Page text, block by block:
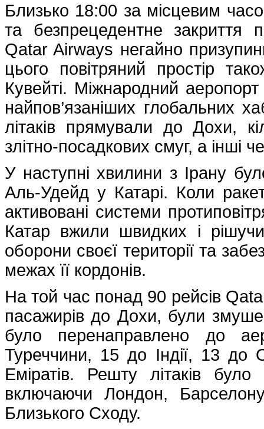
Близько 18:00 за місцевим
та безпрецедентне закриття
Qatar Airways негайно
цього повітряний простір
Кувейті. Міжнародний
найпов’язаніших глобальних
літаків прямували до Дохи,
злітно-посадкових смуг, а інші
У наступні хвилини з Ірану
Аль-Удейд у Катарі. Коли
активовані системи
Катар вжили швидких і
оборони своєї території та
межах її кордонів.
На той час понад 90 рейсів
пасажирів до Дохи, були
було перенаправлено до
Туреччини, 15 до Індії, 13
Еміратів. Решту літаків
включаючи Лондон,
Близького Сходу.